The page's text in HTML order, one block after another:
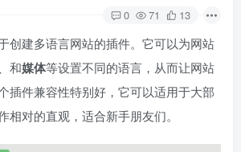
0 71 13
创建多语言网站的插件。它可以为网站
、和媒体等设置不同的语言，从而让网站
插件兼容性特别好，它可以适用于大部
相对的直观，适合新手朋友们。